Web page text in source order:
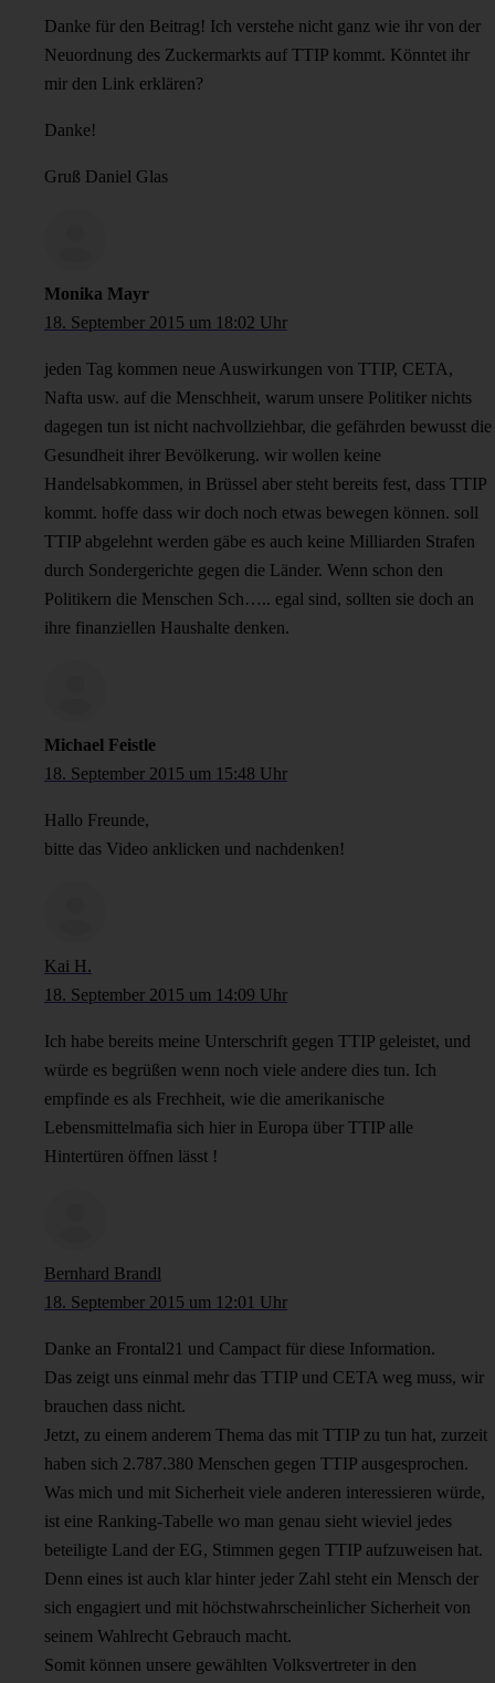
Danke für den Beitrag! Ich verstehe nicht ganz wie ihr von der
Neuordnung des Zuckermarkts auf TTIP kommt. Könntet ihr
mir den Link erklären?
Danke!
Gruß Daniel Glas
Monika Mayr
18. September 2015 um 18:02 Uhr
jeden Tag kommen neue Auswirkungen von TTIP, CETA,
Nafta usw. auf die Menschheit, warum unsere Politiker nichts
dagegen tun ist nicht nachvollziehbar, die gefährden bewusst die
Gesundheit ihrer Bevölkerung. wir wollen keine
Handelsabkommen, in Brüssel aber steht bereits fest, dass TTIP
kommt. hoffe dass wir doch noch etwas bewegen können. soll
TTIP abgelehnt werden gäbe es auch keine Milliarden Strafen
durch Sondergerichte gegen die Länder. Wenn schon den
Politikern die Menschen Sch….. egal sind, sollten sie doch an
ihre finanziellen Haushalte denken.
Michael Feistle
18. September 2015 um 15:48 Uhr
Hallo Freunde,
bitte das Video anklicken und nachdenken!
Kai H.
18. September 2015 um 14:09 Uhr
Ich habe bereits meine Unterschrift gegen TTIP geleistet, und
würde es begrüßen wenn noch viele andere dies tun. Ich
empfinde es als Frechheit, wie die amerikanische
Lebensmittelmafia sich hier in Europa über TTIP alle
Hintertüren öffnen lässt !
Bernhard Brandl
18. September 2015 um 12:01 Uhr
Danke an Frontal21 und Campact für diese Information.
Das zeigt uns einmal mehr das TTIP und CETA weg muss, wir
brauchen dass nicht.
Jetzt, zu einem anderem Thema das mit TTIP zu tun hat, zurzeit
haben sich 2.787.380 Menschen gegen TTIP ausgesprochen.
Was mich und mit Sicherheit viele anderen interessieren würde,
ist eine Ranking-Tabelle wo man genau sieht wieviel jedes
beteiligte Land der EG, Stimmen gegen TTIP aufzuweisen hat.
Denn eines ist auch klar hinter jeder Zahl steht ein Mensch der
sich engagiert und mit höchstwahrscheinlicher Sicherheit von
seinem Wahlrecht Gebrauch macht.
Somit können unsere gewählten Volksvertreter in den